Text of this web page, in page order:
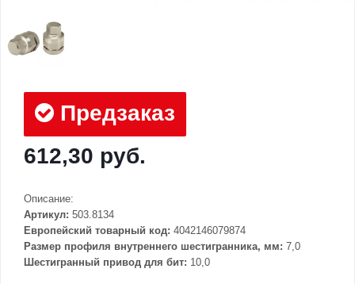
Предзаказ
612,30 руб.
Описание:
Артикул: 503.8134
Европейский товарный код: 4042146079874
Размер профиля внутреннего шестигранника, мм: 7,0
Шестигранный привод для бит: 10,0